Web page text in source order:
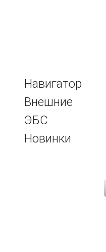
Навигатор
Внешние
ЭБС
Новинки